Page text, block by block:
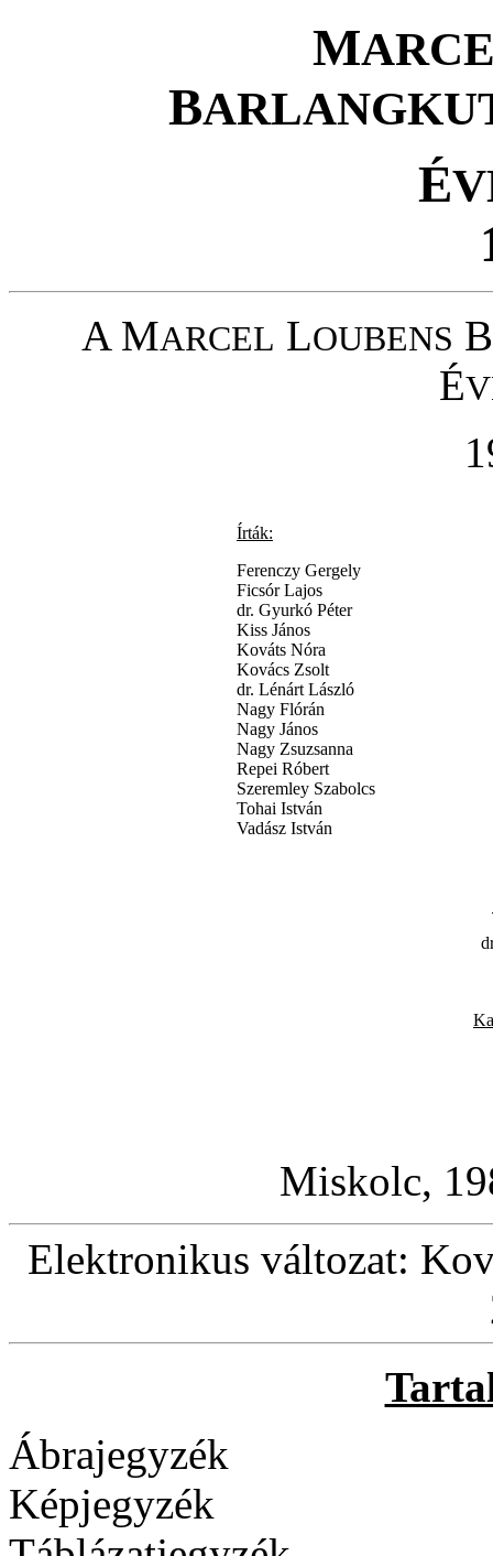
M
B
É
A MARCEL LOUBENS B
É
Írták:
Ferenczy Gergely
Ficsór Lajos
dr. Gyurkó Péter
Kiss János
Kováts Nóra
Kovács Zsolt
dr. Lénárt László
Nagy Flórán
Nagy János
Nagy Zsuzsanna
Repei Róbert
Szeremley Szabolcs
Tohai István
Vadász István
Miskolc,
Elektronikus változat:
Ábrajegyzék
Képjegyzék